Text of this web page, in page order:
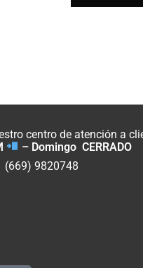
centro de atención a
– Domingo CERRADO
(669) 9820748